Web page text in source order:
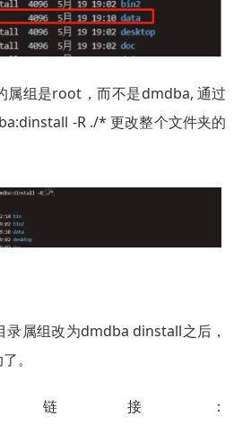
属组是root，而不是dmdba, 通过
-R ./* 更改整个文件夹的
录属组改为dmdba dinstall之后，
。
链接：